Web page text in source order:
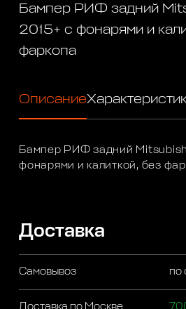
Бампер РИФ задний
2015+ с фонарями и
фаркопа
Описание
Бампер РИФ задний
фонарями и калиткой, без
Доставка
Самовывоз по
Доставка по Москве